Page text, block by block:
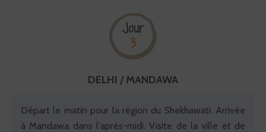
Jour
3
DELHI / MANDAWA
Départ le matin pour la région du Shekhawati. Arrivée
à Mandawa dans l'après-midi. Visite de la ville et de